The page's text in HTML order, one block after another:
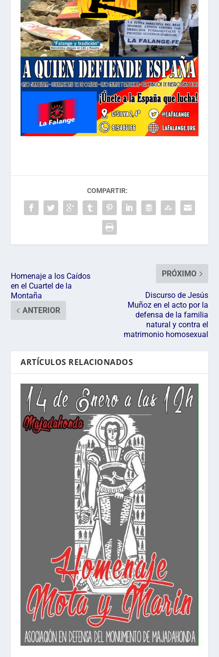
COMPARTIR:
Homenaje a los Caídos
en el Cuartel de la
Montaña
ANTERIOR
PRÓXIMO
Discurso de Jesús
Muñoz en el acto por la
defensa de la familia
natural y contra el
matrimonio homosexual
ARTÍCULOS RELACIONADOS